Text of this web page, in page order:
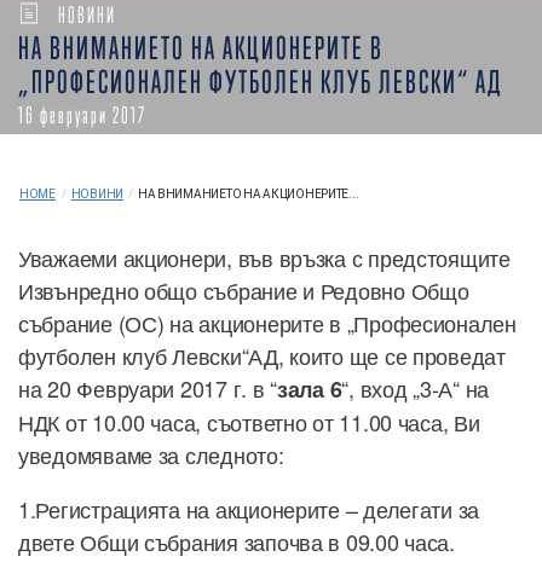
НОВИНИ
НА ВНИМАНИЕТО НА АКЦИОНЕРИТЕ В
„ПРОФЕСИОНАЛЕН ФУТБОЛЕН КЛУБ ЛЕВСКИ“ АД
16 февруари 2017
HOME / НОВИНИ / НА ВНИМАНИЕТО НА АКЦИОНЕРИТЕ...
Уважаеми акционери, във връзка с предстоящите
Извънредно общо събрание и Редовно Общо
събрание (ОС) на акционерите в „Професионален
футболен клуб Левски“АД, които ще се проведат
на 20 Февруари 2017 г. в “зала 6“, вход „3-А“ на
НДК от 10.00 часа, съответно от 11.00 часа, Ви
уведомяваме за следното:
1.Регистрацията на акционерите – делегати за
двете Общи събрания започва в 09.00 часа.